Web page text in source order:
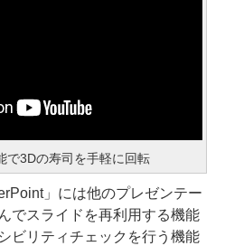
で3Dの寿司を手軽に回転
」には他のプレゼンテー
でスライドを再利用する機能
ビリティチェックを行う機能